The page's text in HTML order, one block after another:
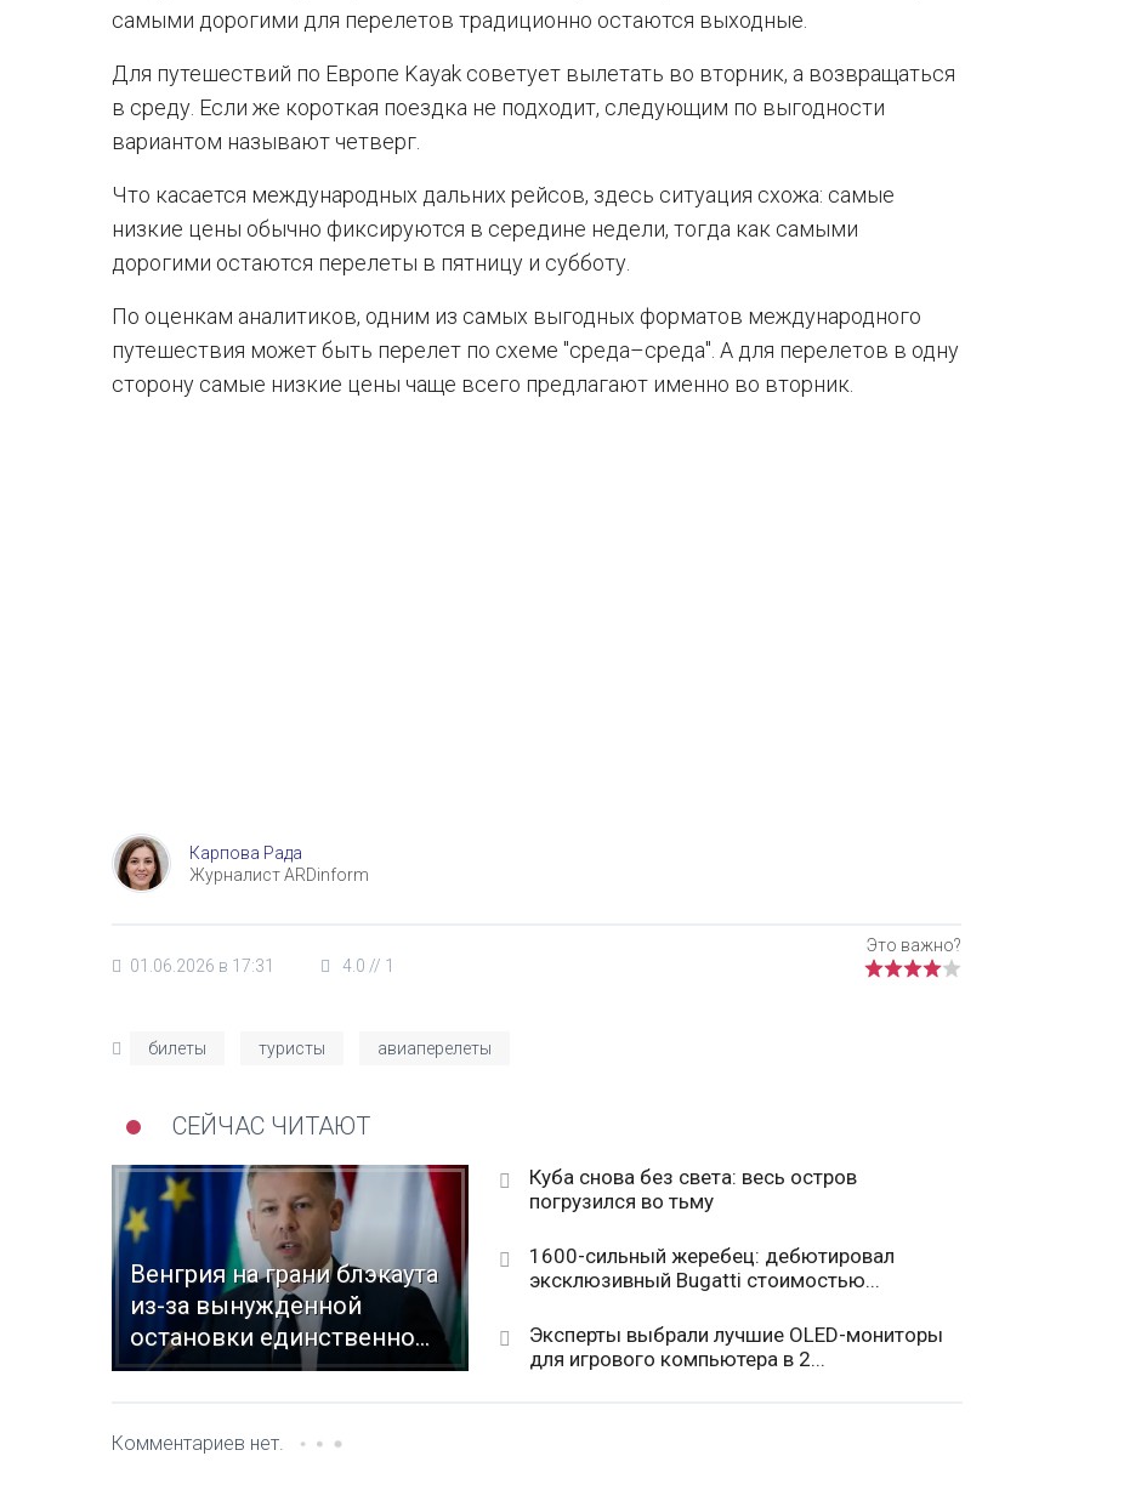
самыми дорогими для перелетов традиционно остаются выходные.
Для путешествий по Европе Kayak советует вылетать во вторник, а возвращаться
в среду. Если же короткая поездка не подходит, следующим по выгодности
вариантом называют четверг.
Что касается международных дальних рейсов, здесь ситуация схожа: самые
низкие цены обычно фиксируются в середине недели, тогда как самыми
дорогими остаются перелеты в пятницу и субботу.
По оценкам аналитиков, одним из самых выгодных форматов международного
путешествия может быть перелет по схеме "среда–среда". А для перелетов в одну
сторону самые низкие цены чаще всего предлагают именно во вторник.
Карпова Рада
Журналист ARDinform
01.06.2026 в 17:31 4.0 // 1
билеты туристы авиаперелеты
СЕЙЧАС ЧИТАЮТ
Венгрия на грани блэкаута
из-за вынужденной
остановки единственно...
Куба снова без света: весь остров
погрузился во тьму
1600-сильный жеребец: дебютировал
эксклюзивный Bugatti стоимостью...
Эксперты выбрали лучшие OLED-мониторы
для игрового компьютера в 2...
Комментариев нет.